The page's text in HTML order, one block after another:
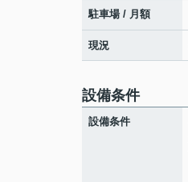
駐車場 / 月額
現況
設備条件
設備条件